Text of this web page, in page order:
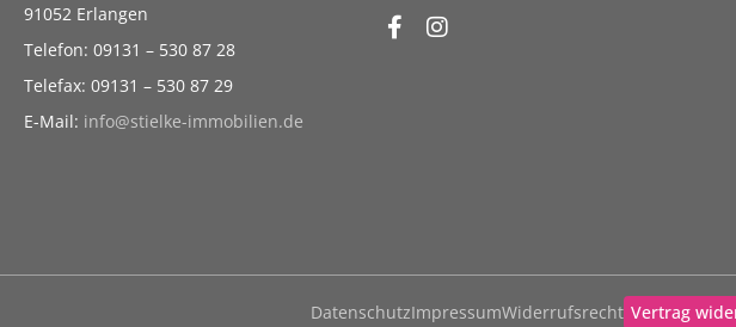
91052 Erlangen
Telefon: 09131 – 530 87 28
Telefax: 09131 – 530 87 29
E-Mail: info@stielke-immobilien.de
DatenschutzImpressumWiderrufsrecht Vertrag